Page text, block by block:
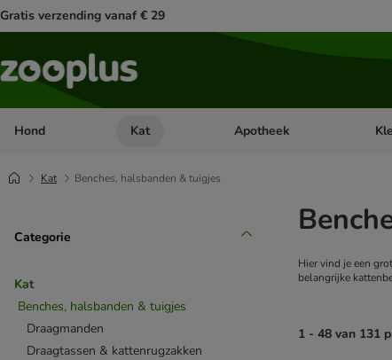
Gratis verzending vanaf € 29
Hond Open categorie menu: Hond
Kat Open categorie menu: Kat
Apotheek
Kat Benches, halsbanden & tuigjes
Categorie
Kat
Benches, halsbanden & tuigjes
Draagmanden
Draagtassen & kattenrugzakken
Hier vind je een
belangrijke
1 - 48 van 131